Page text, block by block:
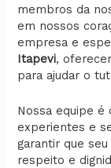
membros da
em nossos
empresa e
Itapevi,
para ajudar o
Nossa equipe
experientes e
garantir que seu
respeito e